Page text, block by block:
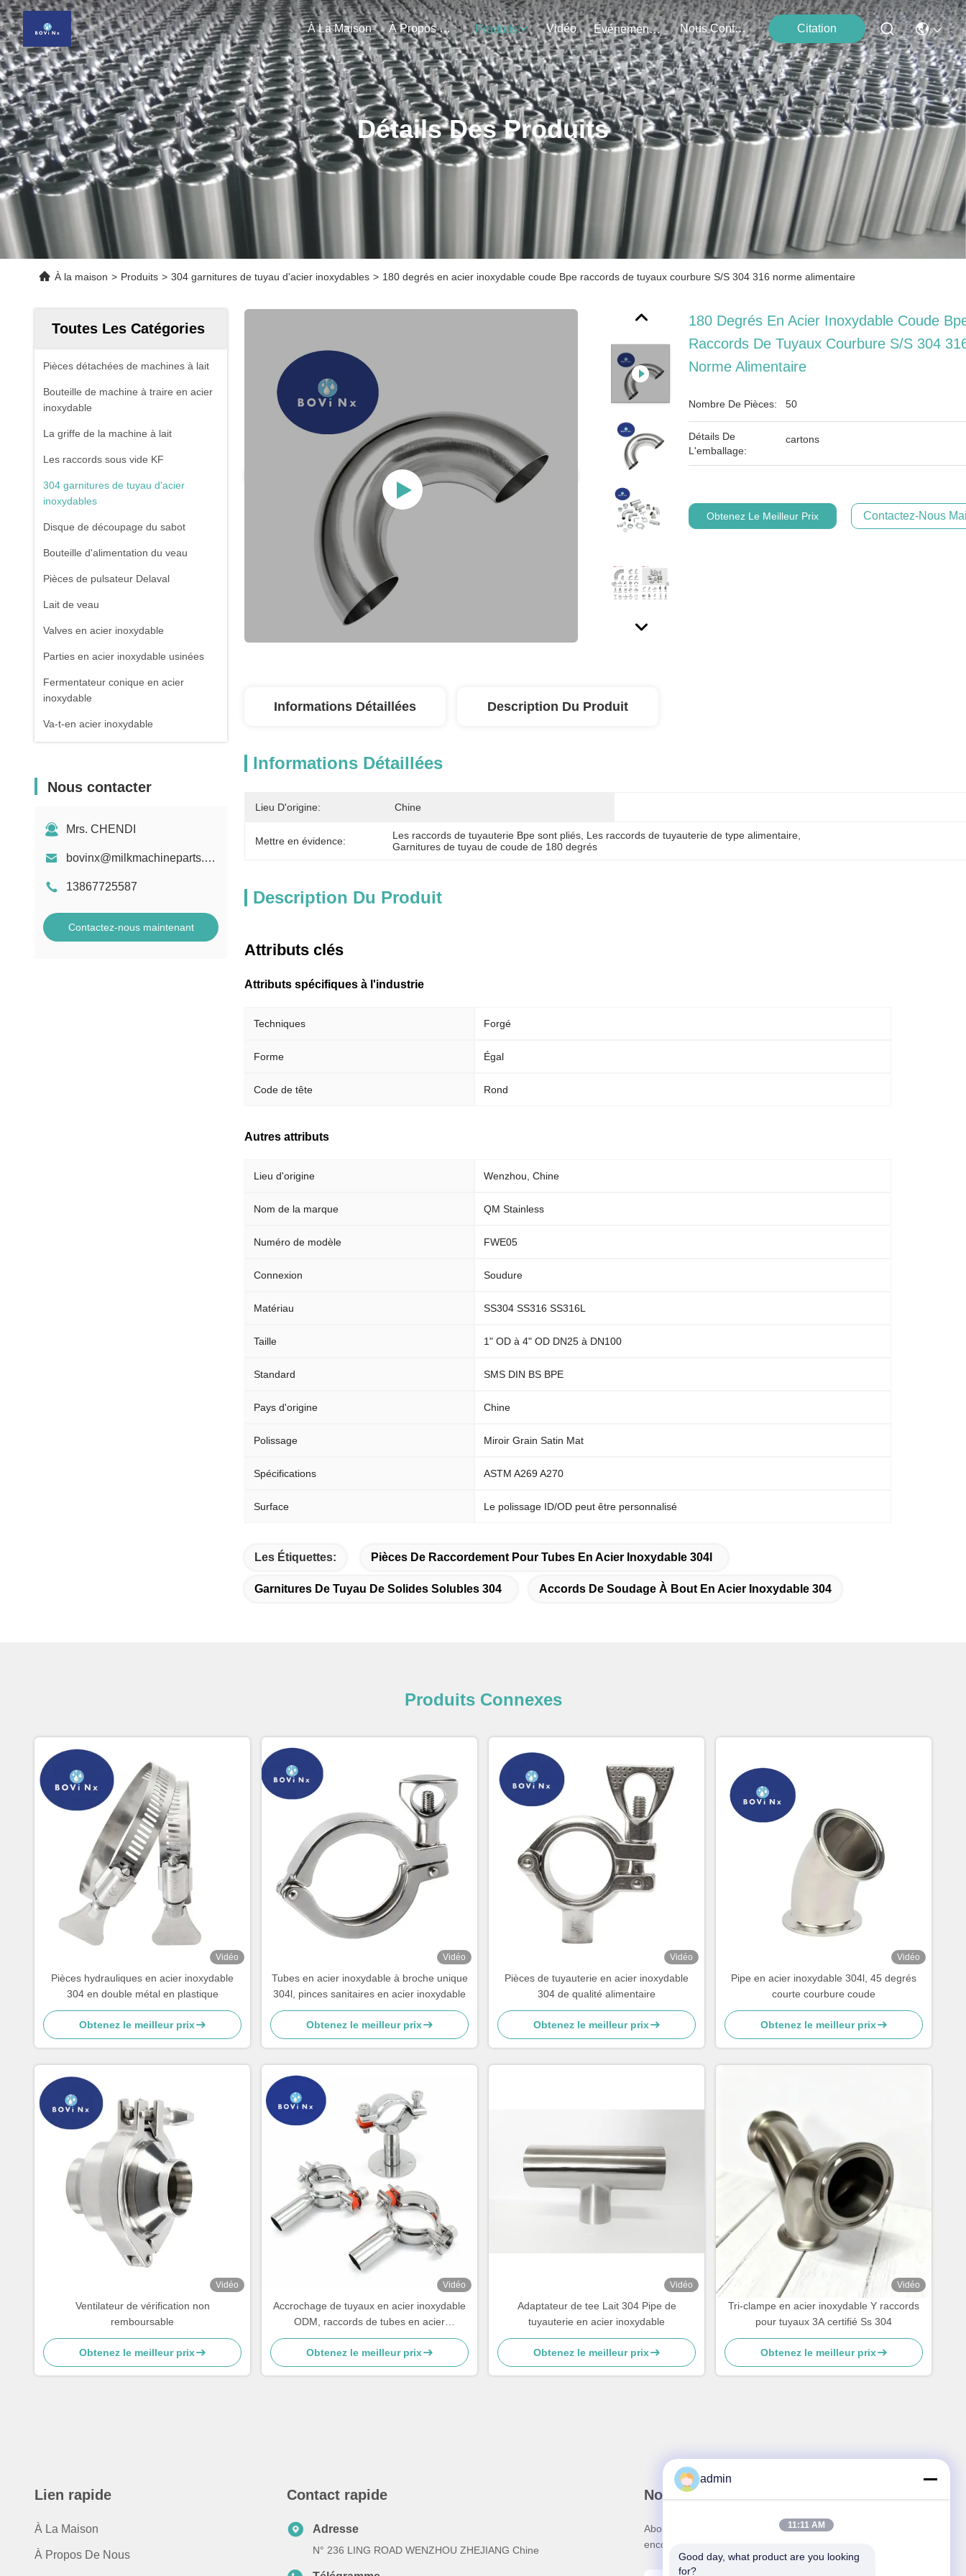
À La Maison À Propos De Nous Produits Vidéo Événements Nous Contacter Citation
Détails Des Produits
À la maison > Produits > 304 garnitures de tuyau d'acier inoxydables > 180 degrés en acier inoxydable coude Bpe raccords de tuyaux courbure S/S 304 316 norme alimentaire
Toutes Les Catégories
Pièces détachées de machines à lait
Bouteille de machine à traire en acier
inoxydable
La griffe de la machine à lait
Les raccords sous vide KF
304 garnitures de tuyau d'acier
inoxydables
Disque de découpage du sabot
Bouteille d'alimentation du veau
Pièces de pulsateur Delaval
Lait de veau
Valves en acier inoxydable
Parties en acier inoxydable usinées
Fermentateur conique en acier
inoxydable
Va-t-en acier inoxydable
Nous contacter
Mrs. CHENDI
bovinx@milkmachineparts.com
13867725587
Contactez-nous maintenant
180 Degrés En Acier Inoxydable Coude
Raccords De Tuyaux Courbure S/S 304
Norme Alimentaire
Nombre De Pièces: 50
Détails De
L'emballage:
cartons
Obtenez Le Meilleur Prix Contactez-Nous
Informations Détaillées Description Du Produit
Informations Détaillées
Lieu D'origine: Chine
Mettre en évidence: Les raccords de tuyauterie Bpe sont pliés Les raccords de tuyauterie de type alimentaire
Garnitures de tuyau de coude de 180 degrés
Description Du Produit
Attributs clés
Attributs spécifiques à l'industrie
Techniques Forgé
Forme Égal
Code de tête Rond
Autres attributs
Lieu d'origine Wenzhou, Chine
Nom de la marque QM Stainless
Numéro de modèle FWE05
Connexion Soudure
Matériau SS304 SS316 SS316L
Taille 1" OD à 4" OD DN25 à DN100
Standard SMS DIN BS BPE
Pays d'origine Chine
Polissage Miroir Grain Satin Mat
Spécifications ASTM A269 A270
Surface Le polissage ID/OD peut être personnalisé
Les Étiquettes: Pièces De Raccordement Pour Tubes En Acier Inoxydable 304l
Garnitures De Tuyau De Solides Solubles 304 Accords De Soudage À Bout En Acier Inoxydable 304
Produits Connexes
Vidéo
Pièces hydrauliques en acier inoxydable
304 en double métal en plastique
Obtenez le meilleur prix
Vidéo
Tubes en acier inoxydable à broche unique
304l, pinces sanitaires en acier inoxydable
Obtenez le meilleur prix
Vidéo
Pièces de tuyauterie en acier inoxydable
304 de qualité alimentaire
Obtenez le meilleur prix
Vidéo
Pipe en acier inoxydable 304l, 45 degrés
courte courbure coude
Obtenez le meilleur prix
Vidéo
Ventilateur de vérification non
remboursable
Obtenez le meilleur prix
Vidéo
Accrochage de tuyaux en acier inoxydable
ODM, raccords de tubes en acier
inoxydable double 304
Obtenez le meilleur prix
Vidéo
Adaptateur de tee Lait 304 Pipe de
tuyauterie en acier inoxydable
Obtenez le meilleur prix
Vidéo
Tri-clampe en acier inoxydable Y raccords
pour tuyaux 3A certifié Ss 304
Obtenez le meilleur prix
Lien rapide
À La Maison
À Propos De Nous
Contact rapide
Adresse
N° 236 LING ROAD WENZHOU ZHEJIANG Chine
Notre newsletter
Abonnez-vous à notre newsletter pour des réductions et plus
encore.
admin
11:11 AM
Good day, what product are you looking
for?